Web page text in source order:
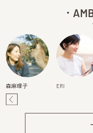
森麻理子 ERI